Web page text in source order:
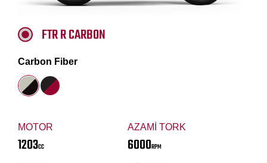
MOTOR
1203CC
AZAMİ TORK
6000RPM
FTR R CARBON
Carbon Fiber